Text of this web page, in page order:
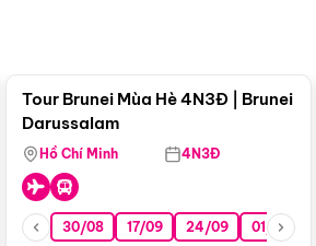
Tour Brunei Mùa Hè 4N3Đ | Brunei
Darussalam
Hồ Chí Minh 4N3Đ
30/08 17/09 24/09 01/10